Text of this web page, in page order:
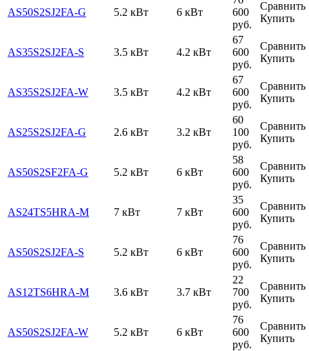
AS50S2SJ2FA-G 5.2 кВт 6 кВт
600
руб.
Сравнить
Купить
AS35S2SJ2FA-S 3.5 кВт 4.2 кВт
67
600
руб.
Сравнить
Купить
AS35S2SJ2FA-W 3.5 кВт 4.2 кВт
67
600
руб.
Сравнить
Купить
AS25S2SJ2FA-G 2.6 кВт 3.2 кВт
60
100
руб.
Сравнить
Купить
AS50S2SF2FA-G 5.2 кВт 6 кВт
58
600
руб.
Сравнить
Купить
AS24TS5HRA-M 7 кВт 7 кВт
35
600
руб.
Сравнить
Купить
AS50S2SJ2FA-S 5.2 кВт 6 кВт
76
600
руб.
Сравнить
Купить
AS12TS6HRA-M 3.6 кВт 3.7 кВт
22
700
руб.
Сравнить
Купить
AS50S2SJ2FA-W 5.2 кВт 6 кВт
76
600
руб.
Сравнить
Купить